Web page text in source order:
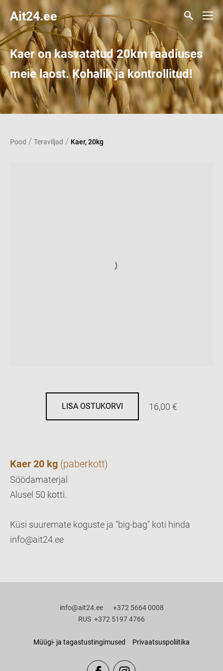
Ait24.ee
Kaer on kasvatatud 20km raadiuses
meie laost. Kohalik ja kontrollitud!
Pood / Teraviljad / Kaer, 20kg
LISA OSTUKORVI 16,00 €
Kaer 20 kg (paberkott)
Söödamaterjal
Alusel 50 kotti.
Küsi suuremate koguste ja "big-bag" koti hinda
info@ait24.ee
info@ait24.ee +372 5664 0008
RUS +372 5197 4766
Müügi- ja tagastustingimused Privaatsuspoliitika